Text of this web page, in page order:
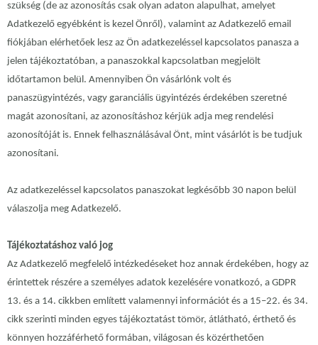
szükség (de az azonosítás csak olyan adaton alapulhat, amelyet
Adatkezelő egyébként is kezel Önről), valamint az Adatkezelő email
fiókjában elérhetőek lesz az Ön adatkezeléssel kapcsolatos panasza a
jelen tájékoztatóban, a panaszokkal kapcsolatban megjelölt
időtartamon belül. Amennyiben Ön vásárlónk volt és
panaszügyintézés, vagy garanciális ügyintézés érdekében szeretné
magát azonosítani, az azonosításhoz kérjük adja meg rendelési
azonosítóját is. Ennek felhasználásával Önt, mint vásárlót is be tudjuk
azonosítani.
Az adatkezeléssel kapcsolatos panaszokat legkésőbb 30 napon belül
válaszolja meg Adatkezelő.
Tájékoztatáshoz való jog
Az Adatkezelő megfelelő intézkedéseket hoz annak érdekében, hogy az
érintettek részére a személyes adatok kezelésére vonatkozó, a GDPR
13. és a 14. cikkben említett valamennyi információt és a 15–22. és 34.
cikk szerinti minden egyes tájékoztatást tömör, átlátható, érthető és
könnyen hozzáférhető formában, világosan és közérthetően